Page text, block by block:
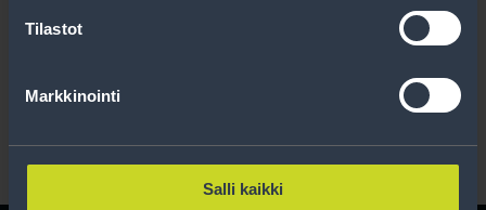
Tilastot
Markkinointi
Salli kaikki